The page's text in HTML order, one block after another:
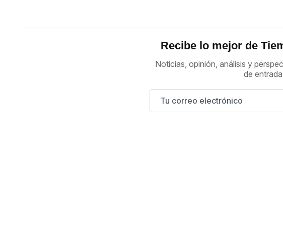
Recibe lo mejor de
Noticias, opinión, análisis y
de entrada